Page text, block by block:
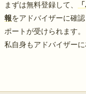
まずは無料登録して、
報をアドバイザーに確
ポートが受けられます。
私自身もアドバイザー